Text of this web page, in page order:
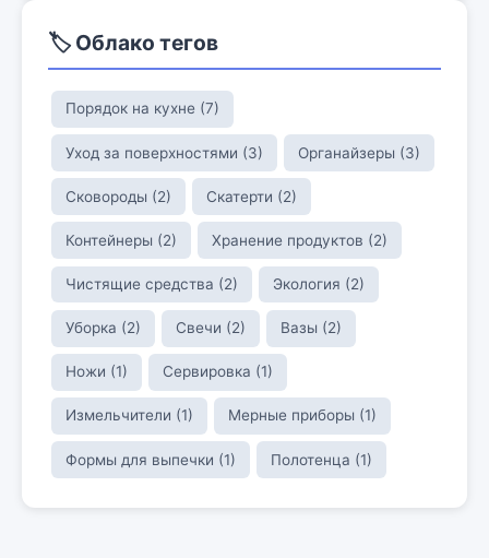
🏷️ Облако тегов
Порядок на кухне (7)
Уход за поверхностями (3) Органайзеры (3)
Сковороды (2) Скатерти (2)
Контейнеры (2) Хранение продуктов (2)
Чистящие средства (2) Экология (2)
Уборка (2) Свечи (2) Вазы (2)
Ножи (1) Сервировка (1)
Измельчители (1) Мерные приборы (1)
Формы для выпечки (1) Полотенца (1)